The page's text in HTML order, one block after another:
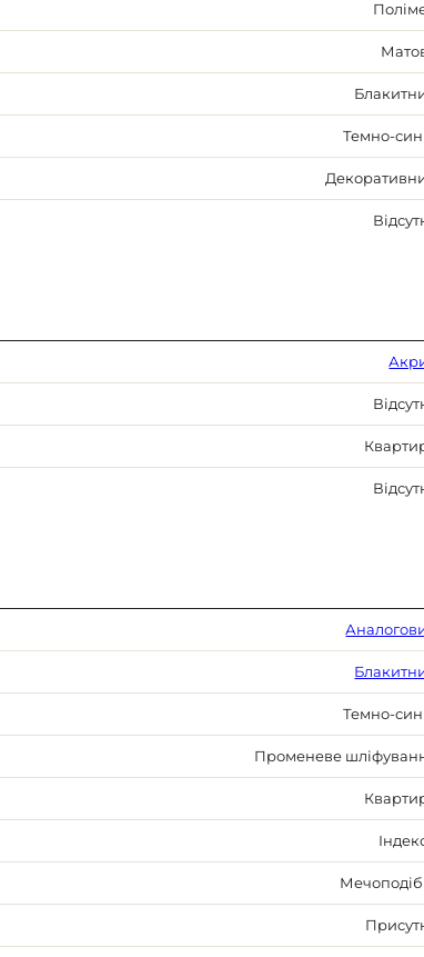
Темно-
Темно-
Променеве